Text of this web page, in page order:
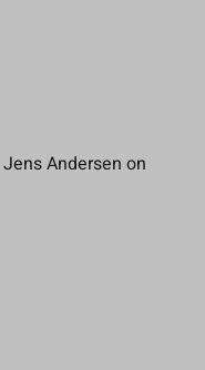
Jens Andersen on